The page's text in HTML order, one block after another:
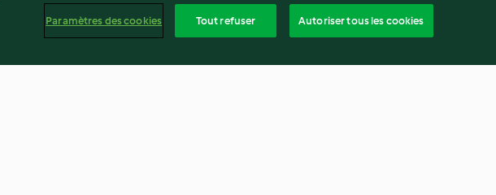
Paramètres des cookies Tout refuser Autoriser tous les cookies